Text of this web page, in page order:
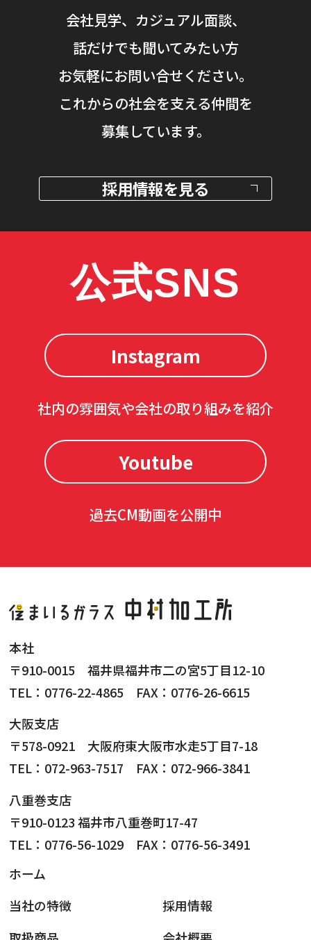
会社見学、カジュアル面談、
話だけでも聞いてみたい方
お気軽にお問い合せください。
これからの社会を支える仲間を
募集しています。
採用情報を見る
公式SNS
Instagram
社内の雰囲気や会社の取り組みを紹介
Youtube
過去CM動画を公開中
本社
〒910-0015 福井県福井市二の宮5丁目12-10
TEL：0776-22-4865 FAX：0776-26-6615
大阪支店
〒578-0921 大阪府東大阪市水走5丁目7-18
TEL：072-963-7517 FAX：072-966-3841
八重巻支店
〒910-0123 福井市八重巻町17-47
TEL：0776-56-1029 FAX：0776-56-3491
ホーム
当社の特徴
採用情報